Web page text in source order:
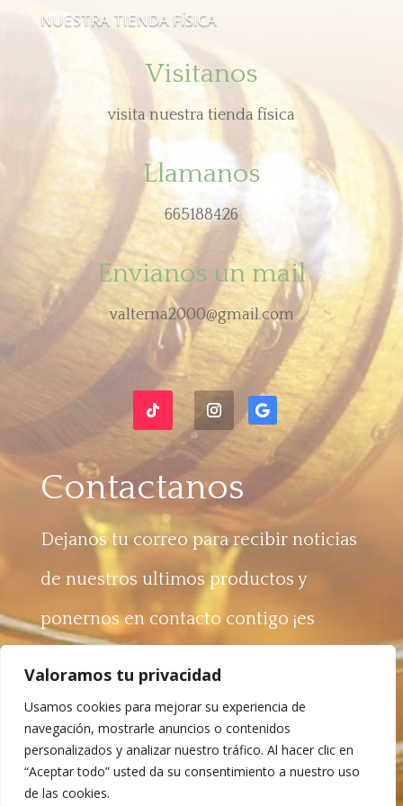
Valoramos tu privacidad
Usamos cookies para mejorar su experiencia de
navegación, mostrarle anuncios o contenidos
personalizados y analizar nuestro tráfico. Al hacer clic en
“Aceptar todo” usted da su consentimiento a nuestro uso
de las cookies.
NUESTRA TIENDA FÍSICA
Visitanos
visita nuestra tienda física
Llamanos
665188426
Envianos un mail
valterna2000@gmail.com
Contactanos
Dejanos tu correo para recibir noticias
de nuestros ultimos productos y
ponernos en contacto contigo ¡es
ENVIAR